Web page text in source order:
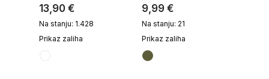
13,90 €
Na stanju: 1.428
Prikaz zaliha
9,99 €
Na stanju: 21
Prikaz zaliha